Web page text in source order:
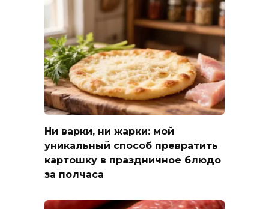
Ни варки, ни жарки: мой
уникальный способ превратить
картошку в праздничное блюдо
за полчаса